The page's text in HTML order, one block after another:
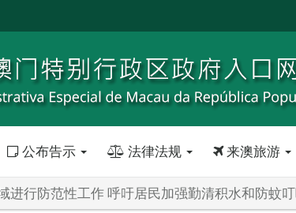
公布告示 法律法规 来澳旅游
进行防范性工作 呼吁居民加强勤清积水和防蚊